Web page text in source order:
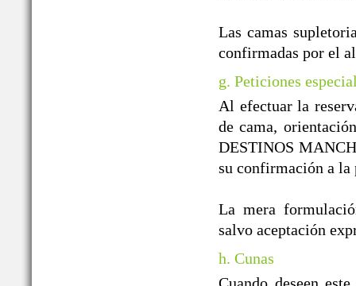
Las camas
confirmadas por el
g. Peticiones
Al efectuar la
de cama,
DESTINOS
su confirmación a
La mera
salvo aceptación
h. Cunas